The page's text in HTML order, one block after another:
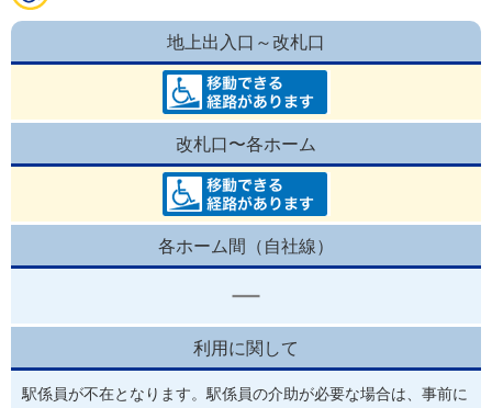
地上出入口～改札口
改札口〜各ホーム
各ホーム間（自社線）
利用に関して
駅係員が不在となります。駅係員の介助が必要な場合は、事前に